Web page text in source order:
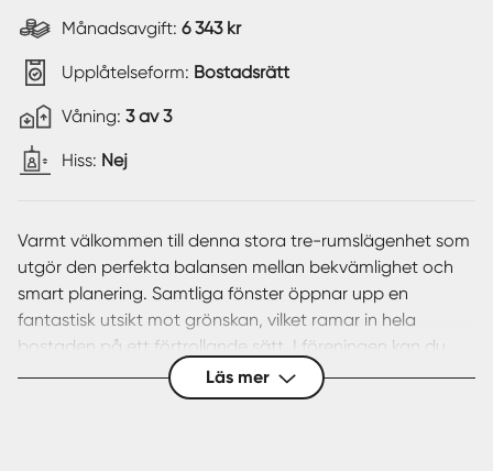
Månadsavgift: 6 343 kr
Upplåtelseform: Bostadsrätt
Våning: 3 av 3
Hiss: Nej
Varmt välkommen till denna stora tre-rumslägenhet som
utgör den perfekta balansen mellan bekvämlighet och
smart planering. Samtliga fönster öppnar upp en
fantastisk utsikt mot grönskan, vilket ramar in hela
bostaden på ett förtrollande sätt. I föreningen kan du
njuta av lugna och välmående innergårdar som
inkluderar lekplatser, frodig vegetation och mysiga
Läs mer